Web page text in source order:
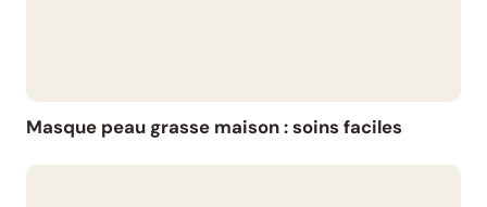
Masque peau grasse maison : soins faciles